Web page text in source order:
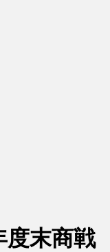
度末商戦